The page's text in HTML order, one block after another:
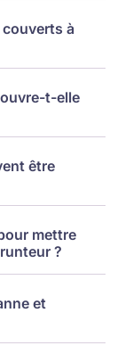
à
t-elle
être
mettre
?
et